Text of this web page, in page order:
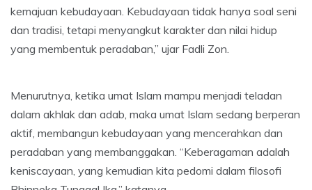
kemajuan kebudayaan. Kebudayaan tidak hanya soal seni
dan tradisi, tetapi menyangkut karakter dan nilai hidup
yang membentuk peradaban,” ujar Fadli Zon.
Menurutnya, ketika umat Islam mampu menjadi teladan
dalam akhlak dan adab, maka umat Islam sedang berperan
aktif, membangun kebudayaan yang mencerahkan dan
peradaban yang membanggakan. “Keberagaman adalah
keniscayaan, yang kemudian kita pedomi dalam filosofi